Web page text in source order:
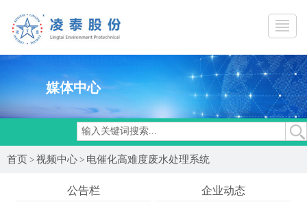
媒体中心
首页 > 视频中心 > 电催化高难度废水处理系统
公告栏 企业动态